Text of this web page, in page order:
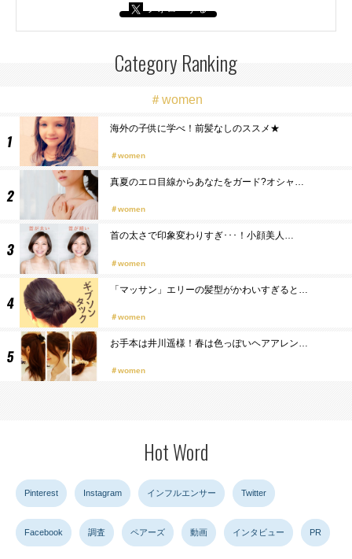
Category Ranking
＃women
海外の子供に学べ！前髪なしのススメ★
women
真夏のエロ目線からあなたをガード?オシャ…
women
首の太さで印象変わりすぎ･･･！小顔美人…
women
「マッサン」エリーの髪型がかわいすぎると…
women
お手本は井川遥様！春は色っぽいヘアアレン…
women
Hot Word
Pinterest Instagram インフルエンサー Twitter
Facebook 調査 ペアーズ 動画 インタビュー PR